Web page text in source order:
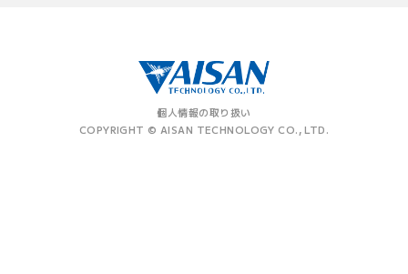
個人情報の取り扱い
COPYRIGHT © AISAN TECHNOLOGY CO., LTD.